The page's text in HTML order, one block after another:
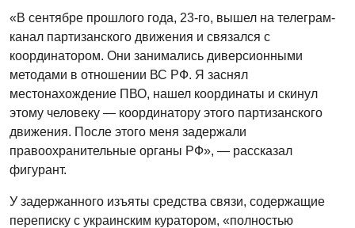
«В сентябре прошлого года, 23-го, вышел на телеграм-
канал партизанского движения и связался с
координатором. Они занимались диверсионными
методами в отношении ВС РФ. Я заснял
местонахождение ПВО, нашел координаты и скинул
этому человеку — координатору этого партизанского
движения. После этого меня задержали
правоохранительные органы РФ», — рассказал
фигурант.
У задержанного изъяты средства связи, содержащие
переписку с украинским куратором, «полностью